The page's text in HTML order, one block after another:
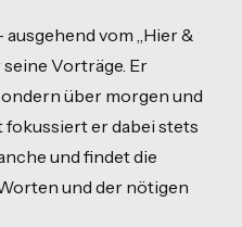
vom „Hier &
seine Vorträge. Er
über morgen und
er dabei stets
und findet die
und der nötigen